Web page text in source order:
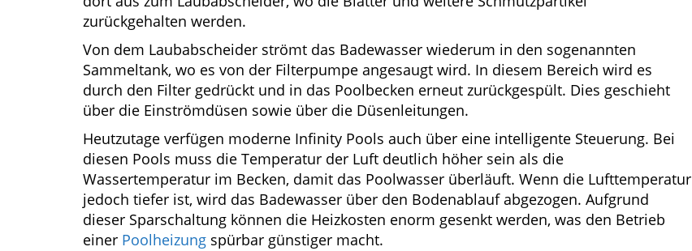
zurückgehalten werden.
Von dem Laubabscheider strömt das Badewasser wiederum in den sogenannten
Sammeltank, wo es von der Filterpumpe angesaugt wird. In diesem Bereich wird es
durch den Filter gedrückt und in das Poolbecken erneut zurückgespült. Dies geschieht
über die Einströmdüsen sowie über die Düsenleitungen.
Heutzutage verfügen moderne Infinity Pools auch über eine intelligente Steuerung. Bei
diesen Pools muss die Temperatur der Luft deutlich höher sein als die
Wassertemperatur im Becken, damit das Poolwasser überläuft. Wenn die Lufttemperatur
jedoch tiefer ist, wird das Badewasser über den Bodenablauf abgezogen. Aufgrund
dieser Sparschaltung können die Heizkosten enorm gesenkt werden, was den Betrieb
einer Poolheizung spürbar günstiger macht.